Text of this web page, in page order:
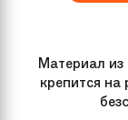
Обода колес
Материал из
крепится на